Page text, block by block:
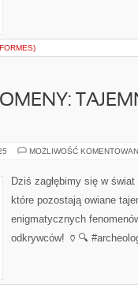
MOŻLIWOŚĆ
Dziś zagłębimy się w
które pozostają owiane
enigmatycznych
odkrywców! 🏺🔍